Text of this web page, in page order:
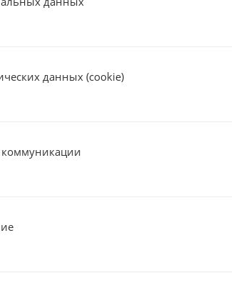
данных (cookie)
коммуникации